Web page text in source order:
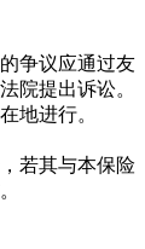
争议应通过友
院提出诉讼。
地进行。
若其与本保险